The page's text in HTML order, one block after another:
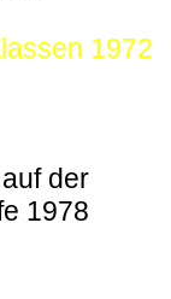
1972
der
1978